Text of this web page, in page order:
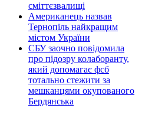
сміттєзвалищі
Американець назвав
Тернопіль найкращим
містом України
СБУ заочно повідомила
про підозру колаборанту,
який допомагає фсб
тотально стежити за
мешканцями окупованого
Бердянська